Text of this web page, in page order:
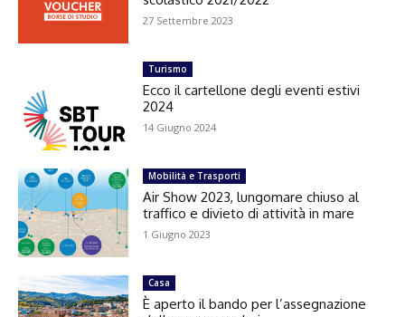
27 Settembre 2023
Turismo
Ecco il cartellone degli eventi estivi
2024
14 Giugno 2024
Mobilità e Trasporti
Air Show 2023, lungomare chiuso al
traffico e divieto di attività in mare
1 Giugno 2023
Casa
È aperto il bando per l’assegnazione